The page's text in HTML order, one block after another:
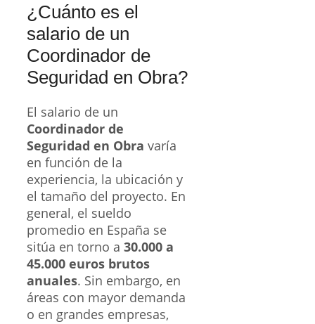
¿Cuánto es el
salario de un
Coordinador de
Seguridad en Obra?
El salario de un
Coordinador de
Seguridad en Obra varía
en función de la
experiencia, la ubicación y
el tamaño del proyecto. En
general, el sueldo
promedio en España se
sitúa en torno a 30.000 a
45.000 euros brutos
anuales. Sin embargo, en
áreas con mayor demanda
o en grandes empresas,